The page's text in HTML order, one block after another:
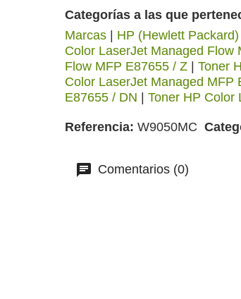
Categorías a las que
Marcas
HP (Hewlett Packard)
Color LaserJet Managed Flow
Flow MFP E87655 / Z
Toner
Color LaserJet Managed MFP
E87655 / DN
Toner HP Color
Referencia W9050MC
Comentarios (0)